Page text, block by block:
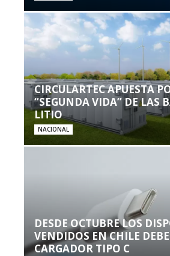
CIRCULARTEC APUESTA
“SEGUNDA VIDA” DE LAS
LITIO
NACIONAL
DESDE OCTUBRE LOS
VENDIDOS EN CHILE
CARGADOR TIPO C